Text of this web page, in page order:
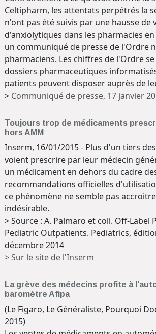
Celtipharm, les attentats perpétrés la
n'ont pas été suivis par une hausse de
d'anxiolytiques dans les pharmacies
un communiqué de presse de l'Ordre
pharmaciens. Les chiffres de l'Ordre
dossiers pharmaceutiques
patients peuvent disposer auprès de
> Communiqué de presse, 17 janvier
Toujours trop de médicaments
hors AMM
Inserm, 16/01/2015 - Plus d'un tiers
voient prescrire par leur médecin
un médicament en dehors du cadre
recommandations officielles
ce phénomène ne semble pas
indésirable.
> Source : A. Palmaro et coll. Off-Label
Pediatric Outpatients. Pediatrics,
décembre 2014
> Sur le site de l'Inserm
La grève des médecins profite à
baromètre Afipa
(Le Figaro, Le Généraliste, Pourquoi
2015)